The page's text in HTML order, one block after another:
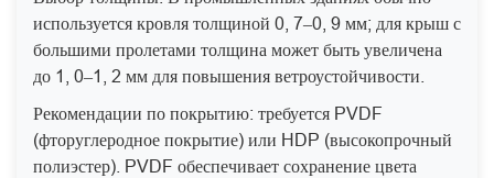
используется кровля толщиной 0, 7–0, 9 мм; для крыш с
большими пролетами толщина может быть увеличена
до 1, 0–1, 2 мм для повышения ветроустойчивости.
Рекомендации по покрытию: требуется PVDF
(фторуглеродное покрытие) или HDP (высокопрочный
полиэстер). PVDF обеспечивает сохранение цвета